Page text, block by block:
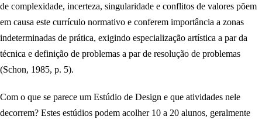
de complexidade, incerteza, singularidade e conflitos de valores põem
em causa este currículo normativo e conferem importância a zonas
indeterminadas de prática, exigindo especialização artística a par da
técnica e definição de problemas a par de resolução de problemas
(Schon, 1985, p. 5).
Com o que se parece um Estúdio de Design e que atividades nele
decorrem? Estes estúdios podem acolher 10 a 20 alunos, geralmente